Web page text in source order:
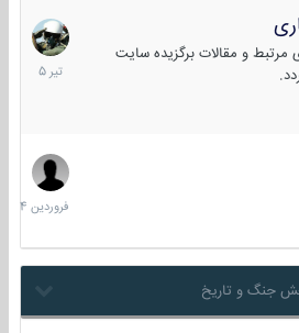
و مقالات برگزیده سایت
16
تیر
1405
29
فروردین
1404